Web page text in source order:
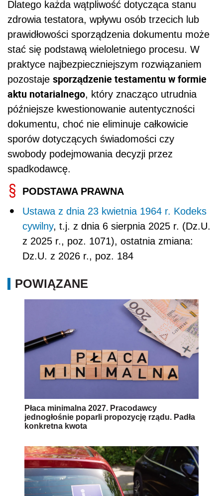
Dlatego każda wątpliwość dotycząca stanu
zdrowia testatora, wpływu osób trzecich lub
prawidłowości sporządzenia dokumentu może
stać się podstawą wieloletniego procesu. W
praktyce najbezpieczniejszym rozwiązaniem
pozostaje sporządzenie testamentu w formie
aktu notarialnego, który znacząco utrudnia
późniejsze kwestionowanie autentyczności
dokumentu, choć nie eliminuje całkowicie
sporów dotyczących świadomości czy
swobody podejmowania decyzji przez
spadkodawcę.
PODSTAWA PRAWNA
Ustawa z dnia 23 kwietnia 1964 r. Kodeks
cywilny, t.j. z dnia 6 sierpnia 2025 r. (Dz.U.
z 2025 r., poz. 1071), ostatnia zmiana:
Dz.U. z 2026 r., poz. 184
POWIĄZANE
Płaca minimalna 2027. Pracodawcy
jednogłośnie poparli propozycję rządu. Padła
konkretna kwota